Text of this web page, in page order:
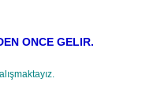
ONCE GELIR.